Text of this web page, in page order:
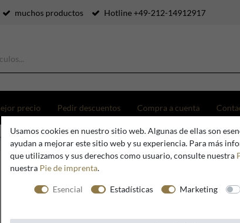
muchos productos Hotline +49-212-14912917
precio Pedir descuentos Compra a cuenta
Salón Verde claro Conjunto de oro de la vendimia - estilo antiguo
Usamos cookies en nuestro sitio web. Algunas de ellas son
ayudan a mejorar este sitio web y su experiencia. Para más
que utilizamos y sus derechos como usuario, consulte nuestra
nuestra Pie de imprenta.
Esencial Estadísticas Marketing